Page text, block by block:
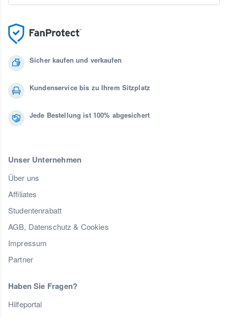
Sicher kaufen und verkaufen
Kundenservice bis zu Ihrem Sitzplatz
Jede Bestellung ist 100% abgesichert
Unser Unternehmen
Über uns
Affiliates
Studentenrabatt
AGB, Datenschutz & Cookies
Impressum
Partner
Haben Sie Fragen?
Hilfeportal